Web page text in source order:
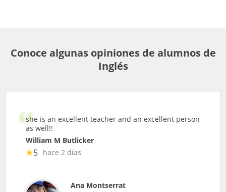
Conoce algunas opiniones de alumnos de
Inglés
she is an excellent teacher and an excellent person
as well!!
William M Butlicker
5 hace 2 días
Ana Montserrat